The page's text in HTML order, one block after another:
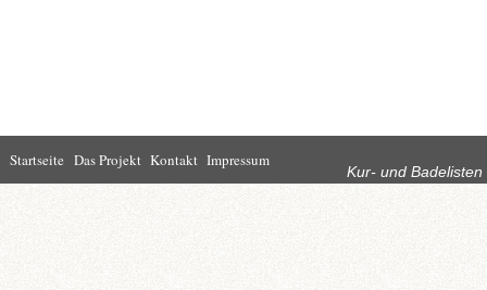
Startseite
Leben in Bad
Homburg
Rathaus
Kur- und Badelisten
Startseite Das Projekt Kontakt Impressum